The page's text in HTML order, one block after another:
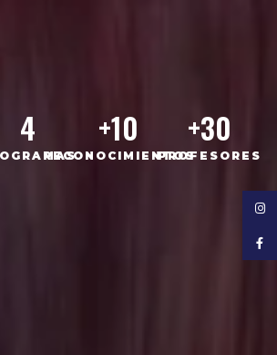
4
RECONOCIMIENTOS
+10
PROFESORES
+30